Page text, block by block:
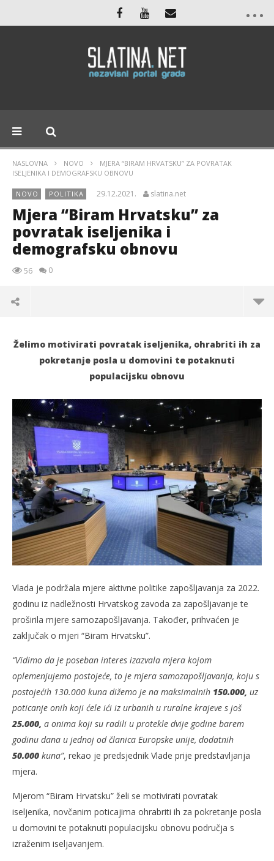
NASLOVNA NOVO
MJERA “BIRAM HRVATSKU” ZA POVRATAK
ISELJENIKA I DEMOGRAFSKU OBNOVU
NOVO POLITIKA 29.12.2021. slatina.net
Mjera “Biram Hrvatsku” za
povratak iseljenika i
demografsku obnovu
56 0
TRENUTNO OTVORENO
Mjera “Biram Hrvatsku” za povratak iseljenika i
demografsku obnovu
29.12.2021.
slatina.net
Želimo motivirati povratak iseljenika, ohrabriti ih za
pokretanje posla u domovini te potaknuti
populacijsku obnovu
Vlada je podržala mjere aktivne politike zapošljavanja za 2022.
godinu iz nadležnosti Hrvatskog zavoda za zapošljavanje te
proširila mjere samozapošljavanja. Također, prihvaćen je
zaključak o mjeri “Biram Hrvatsku”.
“Vidimo da je poseban interes izazvala mjera kojom
oplemenjujemo postojeće, to je mjera samozapošljavanja, koju s
postojećih 130.000 kuna dižemo je na maksimalnih 150.000, uz
poticanje onih koji ćele ići iz urbanih u ruralne krajeve s još
25.000, a onima koji su radili u protekle dvije godine barem
godinu dana u jednoj od članica Europske unije, dodatnih
50.000 kuna”, rekao je predsjednik Vlade prije predstavljanja
mjera.
Mjerom “Biram Hrvatsku” želi se motivirati povratak
iseljenika, novčanim poticajima ohrabriti ih za pokretanje posla
u domovini te potaknuti populacijsku obnovu područja s
izraženim iseljavanjem.